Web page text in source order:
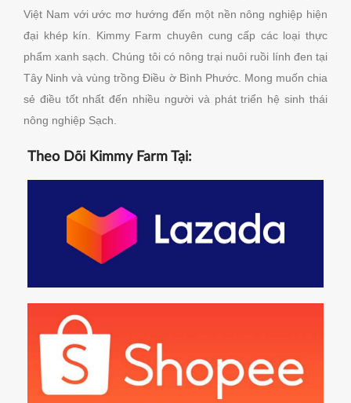
Việt Nam với ước mơ hướng đến một nền nông nghiệp hiện
đại khép kín. Kimmy Farm chuyên cung cấp các loại thực
phẩm xanh sạch. Chúng tôi có nông trại nuôi ruồi lính đen tại
Tây Ninh và vùng trồng Điều ờ Bình Phước. Mong muốn chia
sẻ điều tốt nhất đến nhiều người và phát triển hệ sinh thái
nông nghiệp Sạch.
Theo Dõi Kimmy Farm Tại: